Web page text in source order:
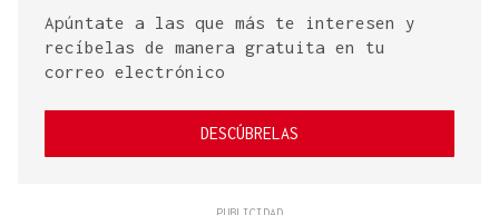
Apúntate a las que más te interesen y
recíbelas de manera gratuita en tu
correo electrónico
DESCÚBRELAS